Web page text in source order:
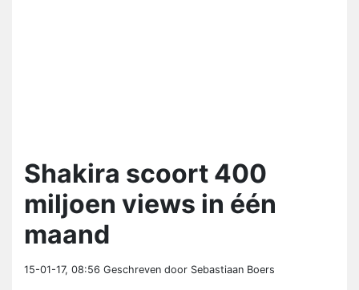
Shakira scoort 400
miljoen views in één
maand
15-01-17, 08:56 Geschreven door Sebastiaan Boers